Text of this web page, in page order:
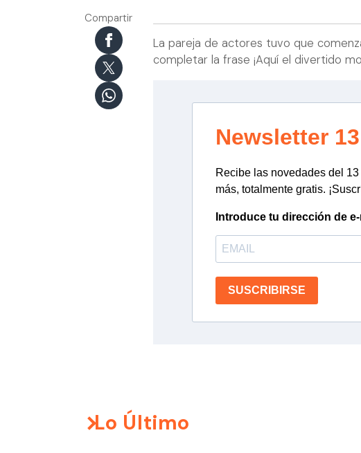
Compartir
La pareja de actores tuvo que
completar la frase ¡Aquí el divertido
Newsletter 13
Recibe las novedades del
más, totalmente gratis.
Introduce tu dirección de
SUSCRIBIRSE
Lo Último